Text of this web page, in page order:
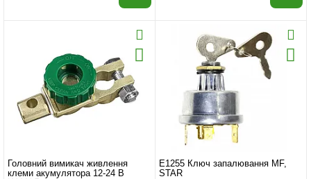
Головний вимикач живлення
клеми акумулятора 12-24 В
E1255 Ключ запалювання MF,
STAR